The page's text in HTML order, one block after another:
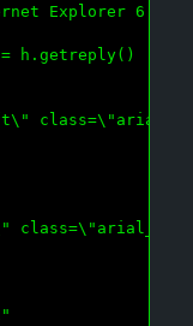
Explorer 6.0 ')
= h.getreply()